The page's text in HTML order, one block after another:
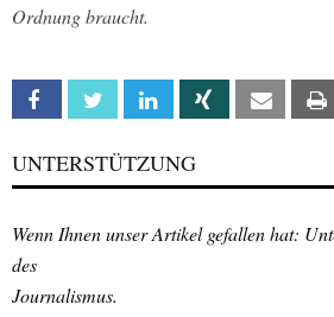
Ordnung braucht.
Facebook Twitter Linkedin Xing Email
UNTERSTÜTZUNG
Wenn Ihnen unser Artikel gefallen hat:
des
Journalismus.